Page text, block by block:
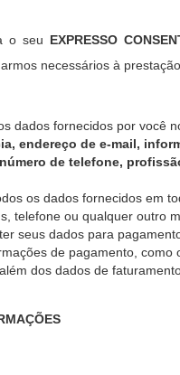
o seu EXPRESSO
necessários à
dados fornecidos por você
endereço de e-mail,
de telefone,
os dados fornecidos em
telefone ou qualquer outro
seus dados para
de pagamento, como
dos dados de